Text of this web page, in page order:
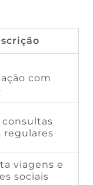
com
regulares
viagens e
sociais